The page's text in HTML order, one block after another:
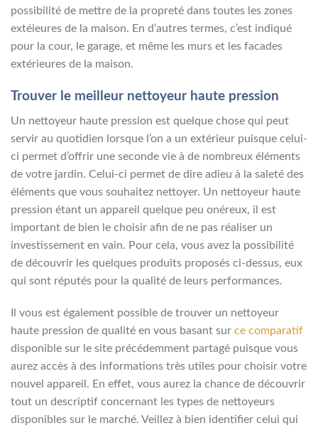
possibilité de mettre de la propreté dans toutes les zones
extéieures de la maison. En d’autres termes, c’est indiqué
pour la cour, le garage, et même les murs et les facades
extérieures de la maison.
Trouver le meilleur nettoyeur haute pression
Un nettoyeur haute pression est quelque chose qui peut
servir au quotidien lorsque l’on a un extérieur puisque celui-
ci permet d’offrir une seconde vie à de nombreux éléments
de votre jardin. Celui-ci permet de dire adieu à la saleté des
éléments que vous souhaitez nettoyer. Un nettoyeur haute
pression étant un appareil quelque peu onéreux, il est
important de bien le choisir afin de ne pas réaliser un
investissement en vain. Pour cela, vous avez la possibilité
de découvrir les quelques produits proposés ci-dessus, eux
qui sont réputés pour la qualité de leurs performances.
Il vous est également possible de trouver un nettoyeur
haute pression de qualité en vous basant sur ce comparatif
disponible sur le site précédemment partagé puisque vous
aurez accès à des informations très utiles pour choisir votre
nouvel appareil. En effet, vous aurez la chance de découvrir
tout un descriptif concernant les types de nettoyeurs
disponibles sur le marché. Veillez à bien identifier celui qui